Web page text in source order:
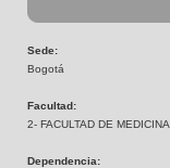
Sede:
Bogotá
Facultad:
2- FACULTAD DE MEDICINA
Dependencia: